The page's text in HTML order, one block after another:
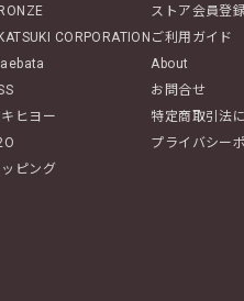
CORPORATION
ヒヨー
ッピング
ストア会員登
ご利用ガイド
About
お問合せ
特定商取引法
プライバシー